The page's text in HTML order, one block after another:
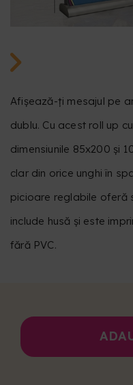
Afișează-ți mesajul pe
dublu. Cu acest roll up
dimensiunile 85x200 și
clar din orice unghi în
picioare reglabile oferă
include husă și este
fără PVC.